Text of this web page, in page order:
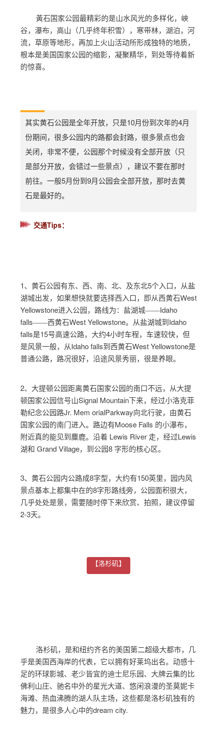
黃石国家公园最精彩的是山水风光的多样化，峽
谷，瀑布，高山（几乎终年积雪），寒带林，湖泊，河
流，草原等地形，再加上火山活动所形成独特的地质，
根本是美国国家公园的缩影，凝聚精华，到处等待着新
的惊喜。
其实黄石公园是全年开放，只是10月份到次年的4月
份期间，很多公园内的路都会封路，很多景点也会
关闭，非常不便，公园那个时候没有全部开放（只
是部分开放，会错过一些景点），建议不要在那时
前往。一般5月份到9月公园会全部开放，那时去黄
石是最好的。
交通Tips：
1、黄石公园有东、西、南、北、及东北5个入口，从盐
湖城出发，如果想快就要选择西入口，即从西黄石West
Yellowstone进入公园，路线为：盐湖城――Idaho
falls――西黄石West Yellowstone。从盐湖城到Idaho
falls是15号高速公路，大约4小时车程，车速较快，但
是风景一般，从Idaho falls到西黄石West Yellowstone是
普通公路，路况很好，沿途风景秀丽，很是养眼。
2、大提顿公园距离黄石国家公园的南口不远，从大提
顿国家公园信号山Signal Mountain下来，经过小洛克菲
勒纪念公园路Jr. Mem orialParkway向北行驶，由黄石
国家公园的南门进入。路边有Moose Falls 的小瀑布，
附近真的能见到麋鹿。沿着 Lewis River 走，经过Lewis
湖和 Grand Village，到公园8 字形的核心区。
3、黄石公园内公路成8字型，大约有150英里，园内风
景点基本上都集中在的8字形路线旁，公园面积很大，
几乎处处是景，需要随时停下来欣赏、拍照，建议停留
2-3天。
【洛杉矶】
洛杉矶，是和纽约齐名的美国第二超级大都市，几
乎是美国西海岸的代表，它以拥有好莱坞出名。动感十
足的环球影城、老少皆宜的迪士尼乐园、大牌云集的比
佛利山庄、驰名中外的星光大道、悠闲浪漫的圣莫妮卡
海滩、热血沸腾的湖人队主场，这些都是洛杉矶独有的
魅力，是很多人心中的dream city.